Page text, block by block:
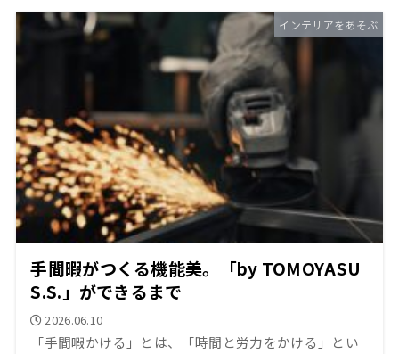
インテリアをあそぶ
手間暇がつくる機能美。「by TOMOYASU
S.S.」ができるまで
2026.06.10
「手間暇かける」とは、「時間と労力をかける」とい